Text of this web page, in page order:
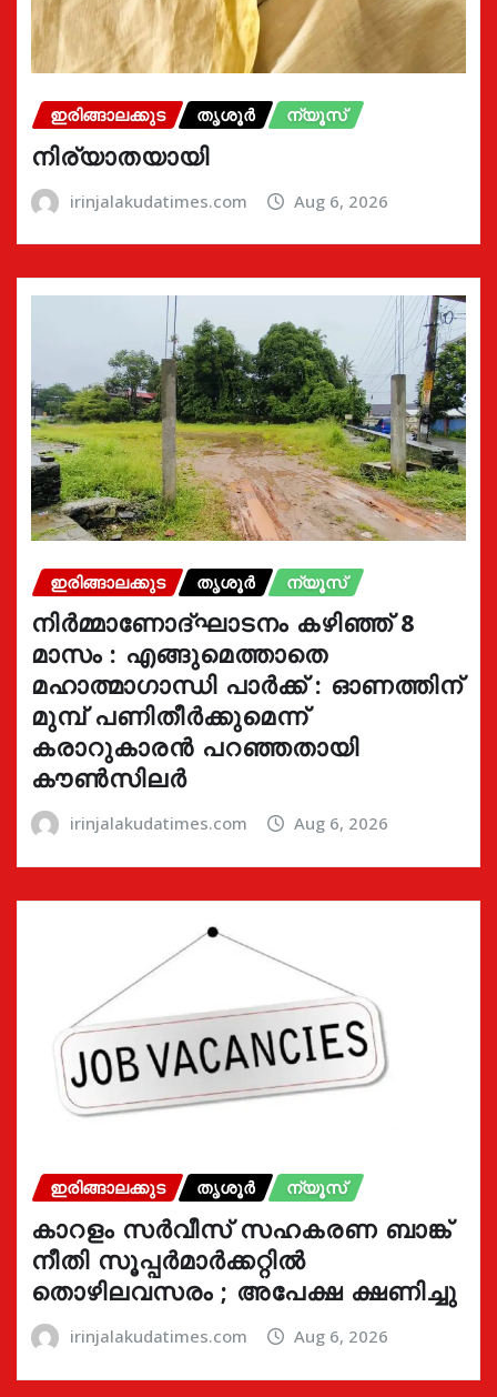
ഇരിങ്ങാലക്കുട തൃശൂർ ന്യൂസ്
നിര്യാതയായി
irinjalakudatimes.com Aug 6, 2026
ഇരിങ്ങാലക്കുട തൃശൂർ ന്യൂസ്
നിർമ്മാണോദ്ഘാടനം കഴിഞ്ഞ് 8
മാസം : എങ്ങുമെത്താതെ
മഹാത്മാഗാന്ധി പാർക്ക് : ഓണത്തിന്
മുമ്പ് പണിതീർക്കുമെന്ന്
കരാറുകാരൻ പറഞ്ഞതായി
കൗൺസിലർ
irinjalakudatimes.com Aug 6, 2026
ഇരിങ്ങാലക്കുട തൃശൂർ ന്യൂസ്
കാറളം സർവീസ് സഹകരണ ബാങ്ക്
നീതി സൂപ്പർമാർക്കറ്റിൽ
തൊഴിലവസരം ; അപേക്ഷ ക്ഷണിച്ചു
irinjalakudatimes.com Aug 6, 2026